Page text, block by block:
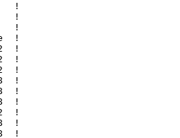
!
!
!
!
!
!
!
!
!
!
!
!
!